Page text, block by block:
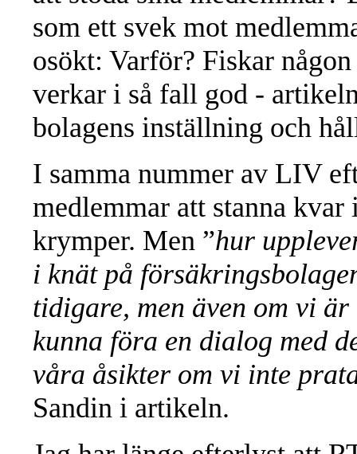
som ett svek mot
osökt: Varför? Fiskar
verkar i så fall god -
bolagens inställning och
I samma nummer av LIV
medlemmar att stanna kvar
krymper. Men ”hur
i knät på
tidigare, men även om vi är
kunna föra en dialog med
våra åsikter om vi inte
Sandin i artikeln.